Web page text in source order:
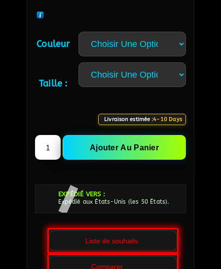
Couleur
Taille :
Livraison estimée :4-10 Days
Ajouter Au Panier
EXPÉDIÉ VERS :
Expédié aux États-Unis (les 50 États).
Liste de souhaits
Comparer